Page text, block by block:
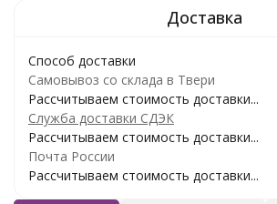
Способ доставки
Самовывоз со склада в Твери
Рассчитываем стоимость доставки...
Служба доставки СДЭК
Рассчитываем стоимость доставки...
Почта России
Рассчитываем стоимость доставки...